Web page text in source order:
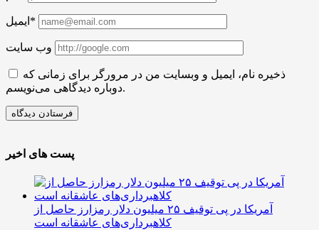
ایمیل*
وب سایت
ذخیره نام، ایمیل و وبسایت من در مرورگر برای زمانی که
دوباره دیدگاهی می‌نویسم.
پست های اخیر
آمریکا در پی توقیف ۲۵ میلیون دلار رمزارز حاصل از
کلاهبرداری‌های عاشقانه است